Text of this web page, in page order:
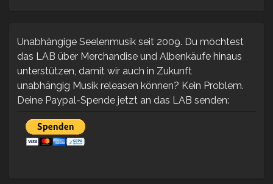
Unabhängige Seelenmusik seit 2009. Du möchtest
das LAB über Merchandise und Albenkäufe hinaus
unterstützen, damit wir auch in Zukunft
unabhängig Musik releasen können? Kein Problem.
Deine Paypal-Spende jetzt an das LAB senden: